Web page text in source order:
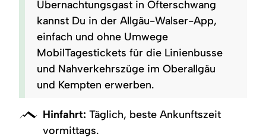
Übernachtungsgast in Ofterschwang
kannst Du in der Allgäu-Walser-App,
einfach und ohne Umwege
MobilTagestickets für die Linienbusse
und Nahverkehrszüge im Oberallgäu
und Kempten erwerben.
Hinfahrt: Täglich, beste Ankunftszeit
vormittags.